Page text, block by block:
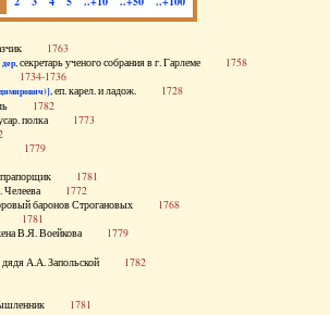
1763
, секретарь ученого собрания в г. Гарлеме 1758
1734-1736
, еп. карел. и ладож. 1728
1782
полка 1773
1779
прапорщик 1781
Челеева 1772
баронов Строгановых 1768
1781
В.Я. Воейкова 1779
дядя А.А. Запольской 1782
1781